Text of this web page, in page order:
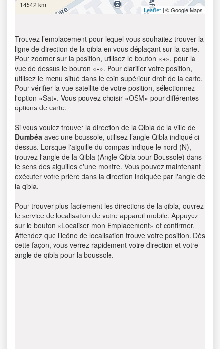
14542 km
Leaflet | © Google Maps
Trouvez l’emplacement pour lequel vous souhaitez trouver la
ligne de direction de la qibla en vous déplaçant sur la carte.
Pour zoomer sur la position, utilisez le bouton «+», pour la
vue de dessus le bouton «-». Pour clarifier votre position,
utilisez le menu situé dans le coin supérieur droit de la carte.
Pour vérifier la vue satellite de votre position, sélectionnez
l'option «Sat». Vous pouvez choisir «OSM» pour différentes
options de carte.
Si vous voulez trouver la direction de la Qibla de la ville de
Dumbéa avec une boussole, utilisez l’angle Qibla indiqué ci-
dessus. Lorsque l'aiguille du compas indique le nord (N),
trouvez l'angle de la Qibla (Angle Qibla pour Boussole) dans
le sens des aiguilles d'une montre. Vous pouvez maintenant
exécuter votre prière dans la direction indiquée par l'angle de
la qibla.
Pour trouver plus facilement les directions de la qibla, ouvrez
le service de localisation de votre appareil mobile. Appuyez
sur le bouton «Localiser mon Emplacement» et confirmer.
Attendez que l’icône de localisation trouve votre position. Dès
cette façon, vous verrez rapidement votre direction et votre
angle de qibla pour la boussole.